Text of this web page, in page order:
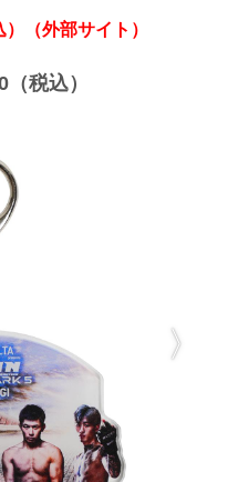
（外部サイト）
税込）